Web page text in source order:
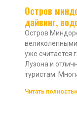
Остров
дайвинг,
Остров
уже считается
Лузона и
туристам.
Читать